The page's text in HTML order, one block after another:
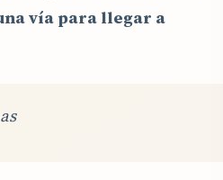
vía para llegar a